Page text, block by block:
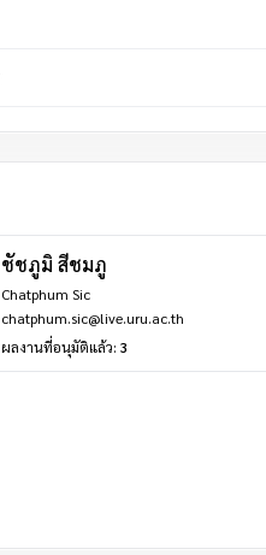
ชัชภูมิ สีชมภู
Chatphum Sic
chatphum.sic@live.uru.ac.th
ผลงานที่อนุมัติแล้ว: 3